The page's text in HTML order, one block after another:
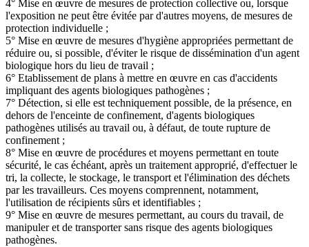
4° Mise en œuvre de mesures de protection collective ou, lorsque
l'exposition ne peut être évitée par d'autres moyens, de mesures de
protection individuelle ;
5° Mise en œuvre de mesures d'hygiène appropriées permettant de
réduire ou, si possible, d'éviter le risque de dissémination d'un agent
biologique hors du lieu de travail ;
6° Etablissement de plans à mettre en œuvre en cas d'accidents
impliquant des agents biologiques pathogènes ;
7° Détection, si elle est techniquement possible, de la présence, en
dehors de l'enceinte de confinement, d'agents biologiques
pathogènes utilisés au travail ou, à défaut, de toute rupture de
confinement ;
8° Mise en œuvre de procédures et moyens permettant en toute
sécurité, le cas échéant, après un traitement approprié, d'effectuer le
tri, la collecte, le stockage, le transport et l'élimination des déchets
par les travailleurs. Ces moyens comprennent, notamment,
l'utilisation de récipients sûrs et identifiables ;
9° Mise en œuvre de mesures permettant, au cours du travail, de
manipuler et de transporter sans risque des agents biologiques
pathogènes.